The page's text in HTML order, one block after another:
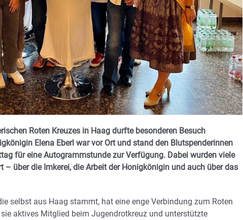
Roten Kreuzes in Haag durfte besonderen Besuch
Elena Eberl war vor Ort und stand den Blutspenderinnen
für eine Autogrammstunde zur Verfügung. Dabei wurden viele
– über die Imkerei, die Arbeit der Honigkönigin und auch über das
selbst aus Haag stammt, hat eine enge Verbindung zum Roten
aktives Mitglied beim Jugendrotkreuz und unterstützte